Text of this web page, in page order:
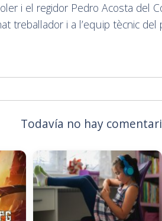
i el regidor Pedro Acosta del
treballador i a l’equip tècnic del
Todavía no hay